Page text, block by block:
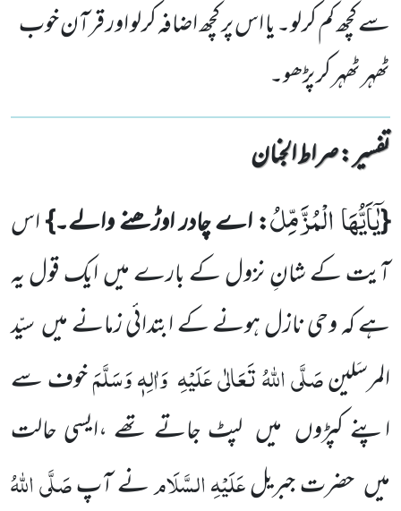
سے کچھ کم کرلو۔ یا اس پر کچھ اضافہ کرلو اور قرآن خوب
ٹھہر ٹھہر کر پڑھو۔
تفسیر : ‎صراط الجنان
{یٰۤاَیُّهَا الْمُزَّمِّلُ: اے چادر اوڑھنے والے۔}اس
آیت کےشانِ نزول کے بارے میں ایک قول یہ
ہے کہ وحینازل ہونے کے ابتدائی زمانے میںسیّد
المرسَلینصَلَّی اللّٰہُ تَعَالٰی عَلَیْہِ وَاٰلِہٖ وَسَلَّمَخوف سے
اپنے کپڑوں میں لپٹ جاتے تھے ،ایسی حالت
میں حضرت جبریلعَلَیْہِ السَّلَامنے آپصَلَّی اللّٰہُ